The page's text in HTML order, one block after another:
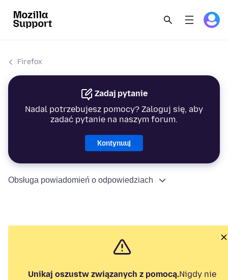
Firefox
Zadaj pytanie
Nadal potrzebujesz pomocy? Zaloguj się, aby
zadać pytanie na naszym forum.
Kontynuuj
Obsługa powiadomień o odpowiedziach
Unikaj oszustw związanych z pomocą.Nigdy nie